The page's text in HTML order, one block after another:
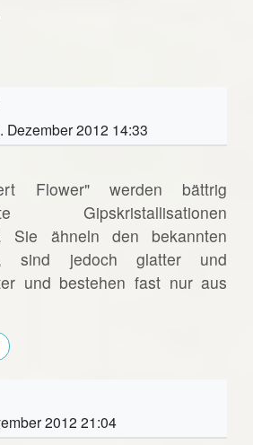
Dezember 2012 14:33
Flower" werden bättrig
Gipskristallisationen
Sie ähneln den bekannten
sind jedoch glatter und
und bestehen fast nur aus
2012 21:04